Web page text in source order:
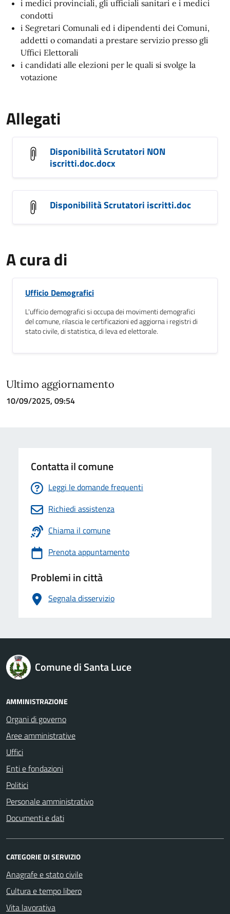
i medici provinciali, gli ufficiali sanitari e i medici
condotti
i Segretari Comunali ed i dipendenti dei Comuni,
addetti o comandati a prestare servizio presso gli
Uffici Elettorali
i candidati alle elezioni per le quali si svolge la
votazione
Allegati
Disponibilità Scrutatori NON
iscritti.doc.docx
Disponibilità Scrutatori iscritti.doc
A cura di
Ufficio Demografici
L'ufficio demografici si occupa dei movimenti demografici
del comune, rilascia le certificazioni ed aggiorna i registri di
stato civile, di statistica, di leva ed elettorale.
Ultimo aggiornamento
10/09/2025, 09:54
Contatta il comune
Leggi le domande frequenti
Richiedi assistenza
Chiama il comune
Prenota appuntamento
Problemi in città
Segnala disservizio
logo Unione Europea
Comune di Santa Luce
AMMINISTRAZIONE
Organi di governo
Aree amministrative
Uffici
Enti e fondazioni
Politici
Personale amministrativo
Documenti e dati
CATEGORIE DI SERVIZIO
Anagrafe e stato civile
Cultura e tempo libero
Vita lavorativa